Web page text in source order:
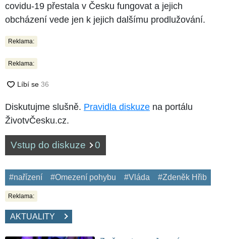
covidu-19 přestala v Česku fungovat a jejich
obcházení vede jen k jejich dalšímu prodlužování.
Reklama:
Reklama:
Diskutujme slušně. Pravidla diskuze na portálu
ŽivotvČesku.cz.
Vstup do diskuze 0
#nařízení #Omezení pohybu #Vláda #Zdeněk Hřib
Reklama:
AKTUALITY